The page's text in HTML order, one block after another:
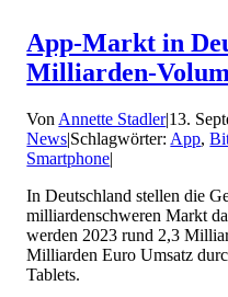
App-Markt in
Milliarden-
Von Annette Stadler|13.
News|Schlagwörter: App,
Smartphone|
In Deutschland stellen die
milliardenschweren Markt
werden 2023 rund 2,3
Milliarden Euro Umsatz
Tablets.